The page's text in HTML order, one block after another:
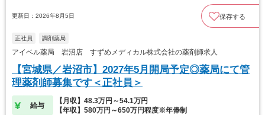
更新日：2026年8月5日 保存する
正社員 調剤薬局
アイベル薬局 岩沼店 すずめメディカル株式会社の薬剤師求人
【宮城県／岩沼市】2027年5月開局予定◎薬局にて管
理薬剤師募集です＜正社員＞
給与
【月収】48.3万円～54.1万円
【年収】580万円～650万円程度※年俸制